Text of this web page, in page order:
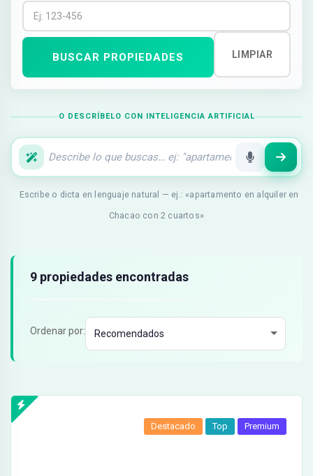
BUSCAR PROPIEDADES LIMPIAR
O DESCRÍBELO CON INTELIGENCIA ARTIFICIAL
Escribe o dicta en lenguaje natural — ej.: «apartamento en alquiler en
Chacao con 2 cuartos»
Resultados de búsqueda
9 propiedades encontradas
Ordenar por:
Destacado Top Premium